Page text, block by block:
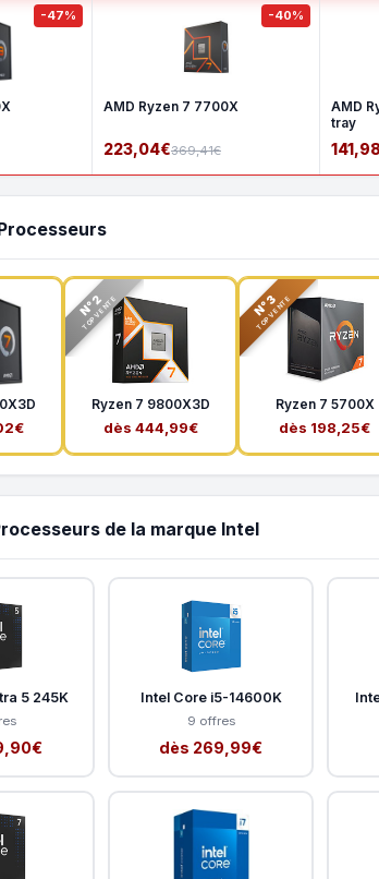
-47% -40%
AMD Ryzen 7 7700X
223,04€369,41€
AMD
tray
N°2
TOP VENTE
Ryzen 7 9800X3D
dès 444,99€
N°3
TOP VENTE
Ryzen 7 5700X
dès 198,25€
de la marque Intel
5 245K Intel Core i5-14600K
9 offres
dès 269,99€